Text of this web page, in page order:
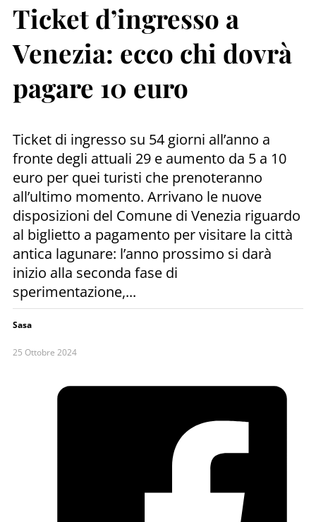
Ticket d’ingresso a
Venezia: ecco chi dovrà
pagare 10 euro
Ticket di ingresso su 54 giorni all’anno a
fronte degli attuali 29 e aumento da 5 a 10
euro per quei turisti che prenoteranno
all’ultimo momento. Arrivano le nuove
disposizioni del Comune di Venezia riguardo
al biglietto a pagamento per visitare la città
antica lagunare: l’anno prossimo si darà
inizio alla seconda fase di
sperimentazione,...
Sasa
25 Ottobre 2024